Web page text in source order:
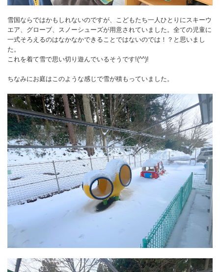
雪国ならではかもしれないのですが、こどもたち一人ひとりにスキーウ
エア、グローブ、スノーシューズが用意されていました。全ての児童に
一式そろえるのはなかなかできることではないのでは！？と思いまし
た。
これを着て雪で思い切り遊んでいるそうです!(^^)!
ちなみにお庭はこのような感じで雪が積もっていました。